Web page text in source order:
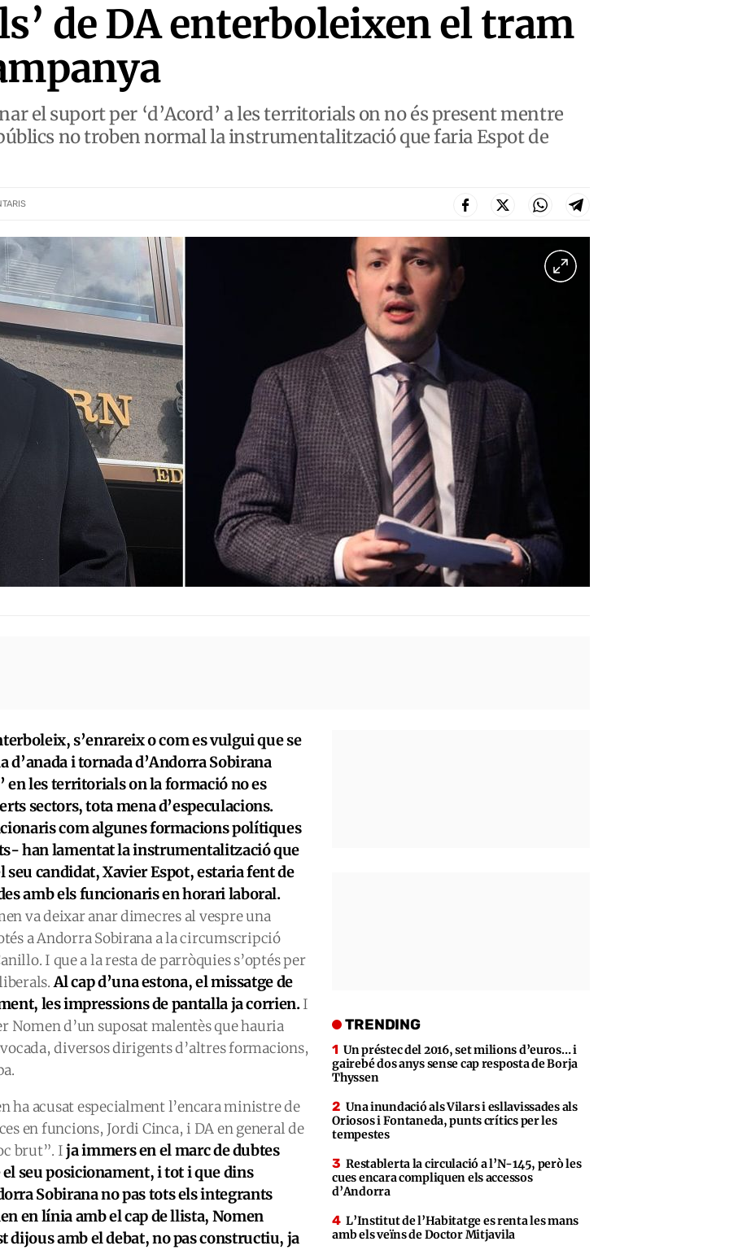
de DA enterboleixen el tram
el suport per ‘d’Acord’ a les territorials on no és present mentre
no troben normal la instrumentalització que faria Espot de
s’enrareix o com es vulgui que se
d’anada i tornada d’Andorra Sobirana
en les territorials on la formació no es
sectors, tota mena d’especulacions.
com algunes formacions polítiques
han lamentat la instrumentalització que
candidat, Xavier Espot, estaria fent de
amb els funcionaris en horari laboral.
va deixar anar dimecres al vespre una
a Andorra Sobirana a la circumscripció
I que a la resta de parròquies s’optés per
Al cap d’una estona, el missatge de
les impressions de pantalla ja corrien.I
Nomen d’un suposat malentès que hauria
diversos dirigents d’altres formacions,
ha acusat especialment l’encara ministre de
en funcions, Jordi Cinca, i DA en general de
brut”. Ija immers en el marc de dubtes
el seu posicionament, i tot i que dins
Sobirana no pas tots els integrants
en línia amb el cap de llista, Nomen
dijous amb el debat, no pas constructiu, ja
TRENDING
Un préstec del 2016, set milions d’euros… i
gairebé dos anys sense cap resposta de Borja
Thyssen
Una inundació als Vilars i esllavissades als
Oriosos i Fontaneda, punts crítics per les
tempestes
Restablerta la circulació a l’N-145, però les
cues encara compliquen els accessos
d’Andorra
L’Institut de l’Habitatge es renta les mans
amb els veïns de Doctor Mitjavila